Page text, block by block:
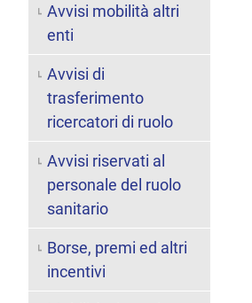
Avvisi mobilità altri
enti
Avvisi di
trasferimento
ricercatori di ruolo
Avvisi riservati al
personale del ruolo
sanitario
Borse, premi ed altri
incentivi